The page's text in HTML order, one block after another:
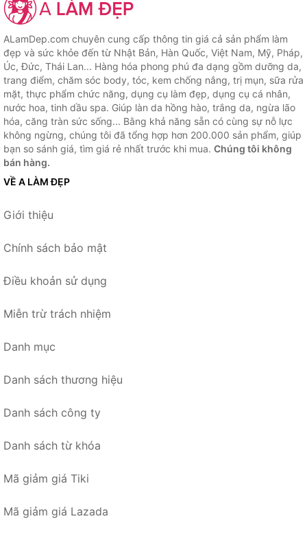
ALamDep.com chuyên cung cấp thông tin giá cả sản phẩm làm
đẹp và sức khỏe đến từ Nhật Bản, Hàn Quốc, Việt Nam, Mỹ, Pháp,
Úc, Đức, Thái Lan... Hàng hóa phong phú đa dạng gồm dưỡng da,
trang điểm, chăm sóc body, tóc, kem chống nắng, trị mụn, sữa rửa
mặt, thực phẩm chức năng, dụng cụ làm đẹp, dụng cụ cá nhân,
nước hoa, tinh dầu spa. Giúp làn da hồng hào, trắng da, ngừa lão
hóa, căng tràn sức sống... Bằng khả năng sẵn có cùng sự nỗ lực
không ngừng, chúng tôi đã tổng hợp hơn 200.000 sản phẩm, giúp
bạn so sánh giá, tìm giá rẻ nhất trước khi mua. Chúng tôi không
bán hàng.
VỀ A LÀM ĐẸP
Giới thiệu
Chính sách bảo mật
Điều khoản sử dụng
Miễn trừ trách nhiệm
Danh mục
Danh sách thương hiệu
Danh sách công ty
Danh sách từ khóa
Mã giảm giá Tiki
Mã giảm giá Lazada